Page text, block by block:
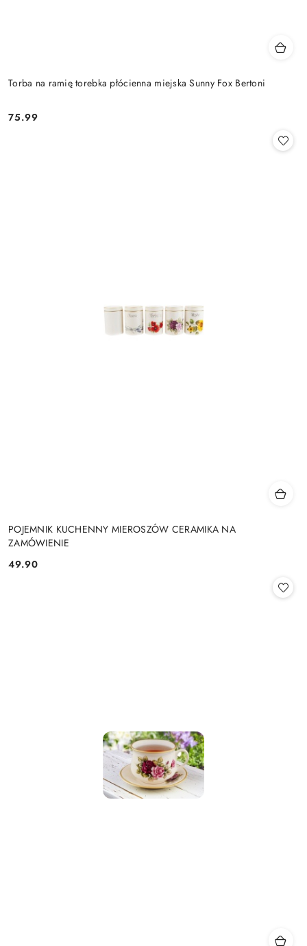
Torba na ramię torebka płócienna miejska Sunny Fox Bertoni
Cena:
75.99
POJEMNIK KUCHENNY MIEROSZÓW CERAMIKA NA
ZAMÓWIENIE
Cena:
49.90